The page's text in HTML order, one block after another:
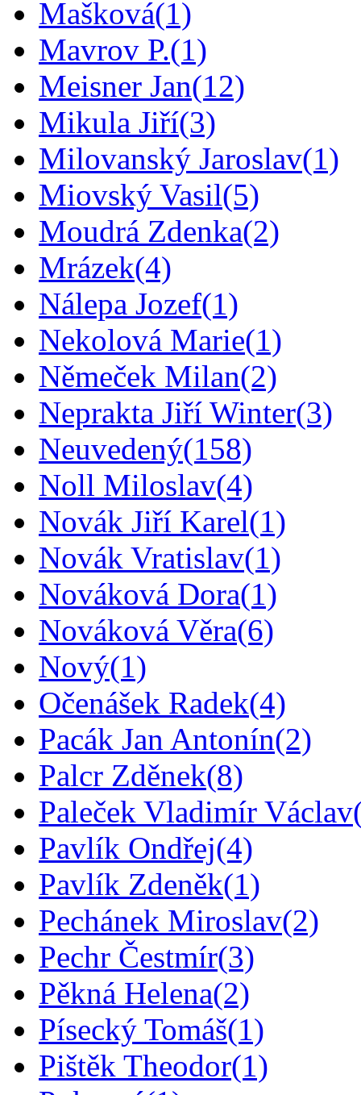
Mašková(1)
Mavrov P.(1)
Meisner Jan(12)
Mikula Jiří(3)
Milovanský Jaroslav(1)
Miovský Vasil(5)
Moudrá Zdenka(2)
Mrázek(4)
Nálepa Jozef(1)
Nekolová Marie(1)
Němeček Milan(2)
Neprakta Jiří Winter(3)
Neuvedený(158)
Noll Miloslav(4)
Novák Jiří Karel(1)
Novák Vratislav(1)
Nováková Dora(1)
Nováková Věra(6)
Nový(1)
Očenášek Radek(4)
Pacák Jan Antonín(2)
Palcr Zděnek(8)
Paleček Vladimír Václav
Pavlík Ondřej(4)
Pavlík Zdeněk(1)
Pechánek Miroslav(2)
Pechr Čestmír(3)
Pěkná Helena(2)
Písecký Tomáš(1)
Pištěk Theodor(1)